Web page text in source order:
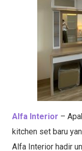
Alfa Interior –
kitchen set baru
Alfa Interior hadir